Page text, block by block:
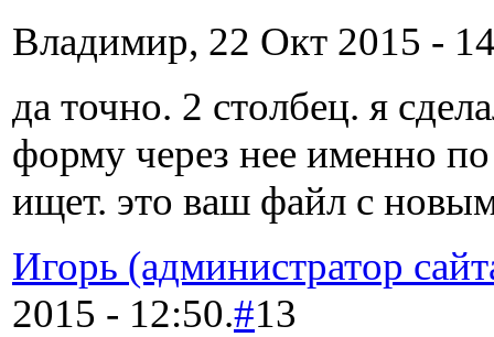
Владимир, 22 Окт 2015 -
да точно. 2 столбец. я
форму через нее именно
ищет. это ваш файл с
Игорь (администратор
2015 - 12:50.#13